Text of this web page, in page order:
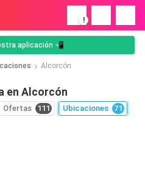
!
aplicación 📲
Alcorcón
en Alcorcón
Ofertas 111 Ubicaciones 71